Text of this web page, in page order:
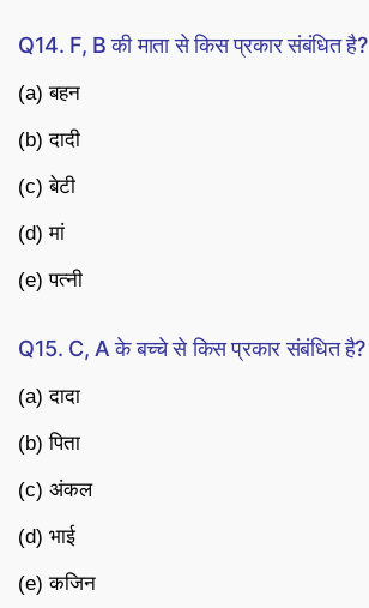
Q14. F, B की माता से किस प्रकार संबंधित है?
(a) बहन
(b) दादी
(c) बेटी
(d) मां
(e) पत्नी
Q15. C, A के बच्चे से किस प्रकार संबंधित है?
(a) दादा
(b) पिता
(c) अंकल
(d) भाई
(e) कजिन